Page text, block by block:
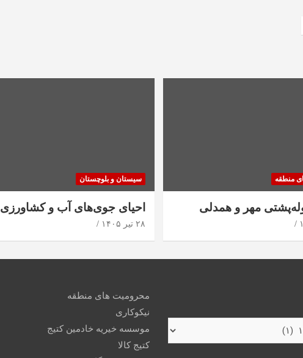
منطقه
مهر و همدلی
سیستان و بلوچستان
احیای جوی‌های آب و کشاورزی
۲۸ تیر ۱۴۰۵
محرومیت های منطقه
نیکوکاری
موسسه خیریه خادمین کتیج
کتیج کالا